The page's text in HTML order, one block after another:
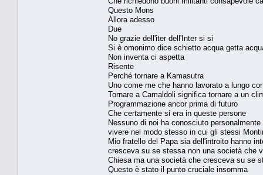
Questo Mons
Allora adesso
Due
No grazie dell'iter dell'Inter si si
Si è omonimo dice schietto acqua getta
Non inventa ci aspetta
Risente
Perché tornare a Kamasutra
Uno come me che hanno lavorato a lungo
Tornare a Camaldoli significa tornare a un
Programmazione ancor prima di futuro
Che certamente si era in queste persone
Nessuno di noi ha conosciuto
vivere nel modo stesso in cui gli stessi
Mio fratello del Papa sia dell'introito hanno
cresceva su se stessa non una società che
Chiesa ma una società che cresceva su se
Questo è stato il punto cruciale insomma